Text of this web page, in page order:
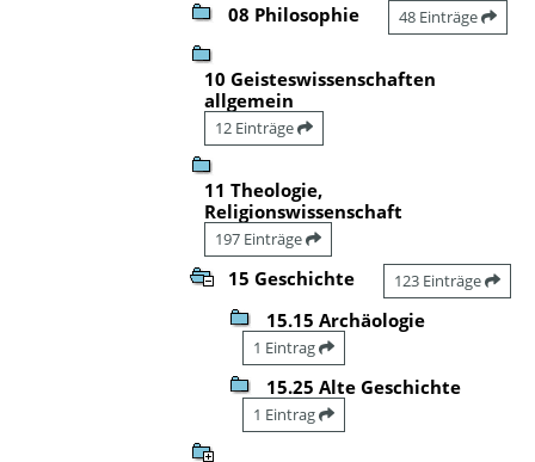
08 Philosophie 48 Einträge
10 Geisteswissenschaften
allgemein
12 Einträge
11 Theologie,
Religionswissenschaft
197 Einträge
15 Geschichte 123 Einträge
15.15 Archäologie
1 Eintrag
15.25 Alte Geschichte
1 Eintrag